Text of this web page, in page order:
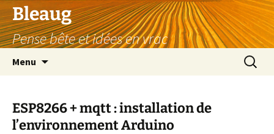
Aller
au
contenu
Bleaug
Pense bête et idées en vrac
Menu
ESP8266 + mqtt : installation de
l’environnement Arduino